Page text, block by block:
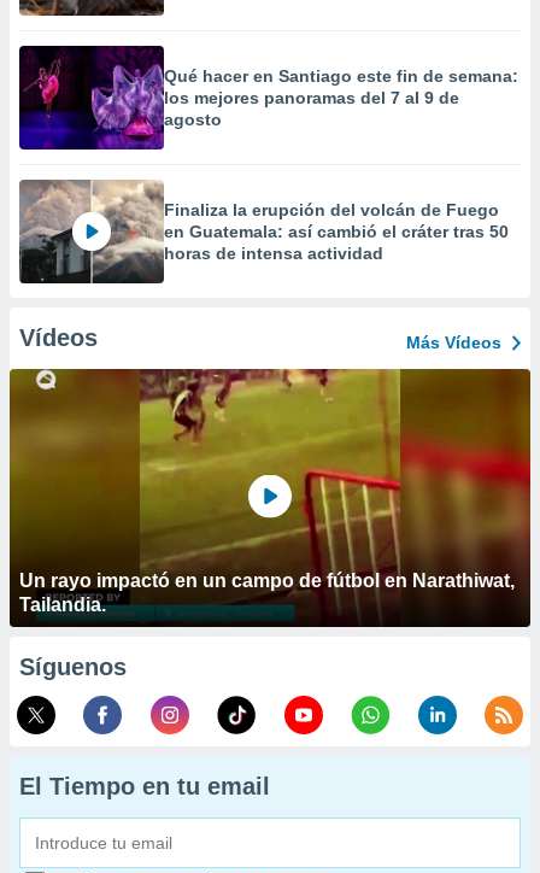
Qué hacer en Santiago este fin de semana:
los mejores panoramas del 7 al 9 de
agosto
Finaliza la erupción del volcán de Fuego
en Guatemala: así cambió el cráter tras 50
horas de intensa actividad
Vídeos Más Vídeos
Un rayo impactó en un campo de fútbol en Narathiwat,
Tailandia.
Síguenos
El Tiempo en tu email